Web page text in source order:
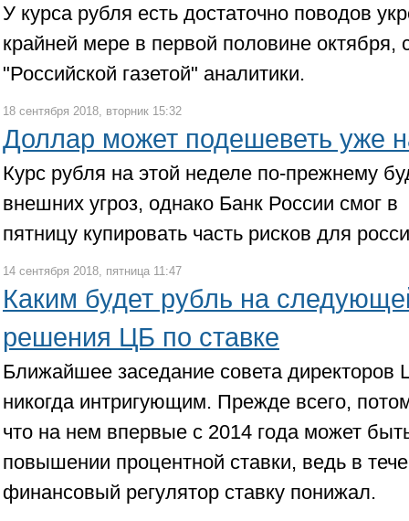
У курса рубля есть достаточно поводов
крайней мере в первой половине
"Российской газетой" аналитики.
18 сентября 2018, вторник 15:32
Доллар может подешеветь уже
Курс рубля на этой неделе по-прежнему
внешних угроз, однако Банк России смог в
пятницу купировать часть рисков для
14 сентября 2018, пятница 11:47
Каким будет рубль на
решения ЦБ по ставке
Ближайшее заседание совета директоров
никогда интригующим. Прежде всего,
что на нем впервые с 2014 года может
повышении процентной ставки, ведь в
финансовый регулятор ставку понижал.